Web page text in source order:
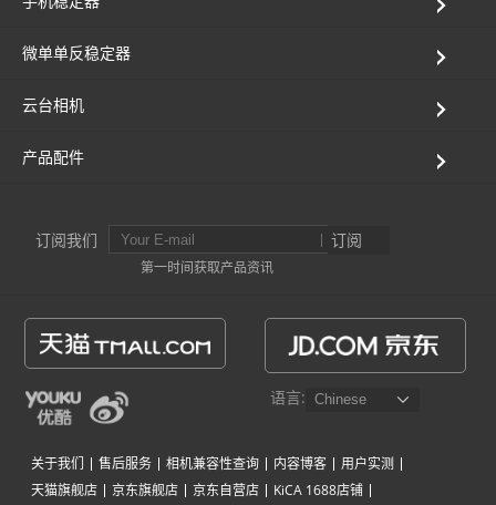
微单单反稳定器
云台相机
产品配件
订阅我们 订阅
第一时间获取产品资讯
语言:
关于我们 售后服务 相机兼容性查询 内容博客
用户实测
天猫旗舰店
京东旗舰店 京东自营店 KiCA 1688店铺